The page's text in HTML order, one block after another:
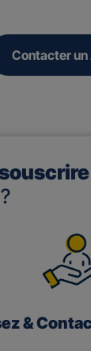
Contacter un
&